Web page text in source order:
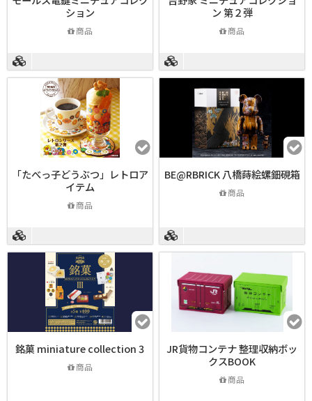
ション
商品
ン 第２弾
商品
「たべっ子どうぶつ」レトロア
イテム
商品
BE@RBRICK 八橋蒔絵螺鈿硯箱
商品
銘菓 miniature collection 3
商品
JR貨物コンテナ 整理収納ボッ
クスBOOK
商品